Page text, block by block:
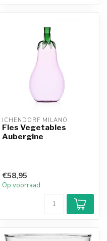
ICHENDORF MILANO
Fles Vegetables
Aubergine
€58,95
Op voorraad